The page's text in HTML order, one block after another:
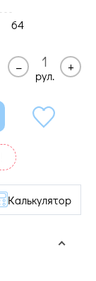
64
–
рул.
+
Калькулятор